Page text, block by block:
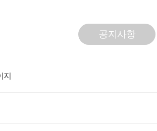
공지사항
지